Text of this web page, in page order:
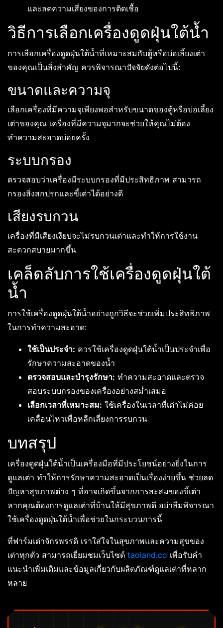
และลดความเสี่ยงของการติดเชื้อ
วิธีการเลือกเครื่องดูดฝุ่นใต้น้ำ
การเลือกเครื่องดูดฝุ่นใต้น้ำที่เหมาะสมกับตู้หรือบ่อเลี้ยงเต่า
ของคุณเป็นสิ่งสำคัญ ควรพิจารณาปัจจัยดังต่อไปนี้:
ขนาดและความจุ
เลือกเครื่องที่มีความจุเพียงพอสำหรับขนาดของตู้หรือบ่อเลี้ยง
เต่าของคุณ เครื่องที่มีความจุมากจะช่วยให้คุณไม่ต้อง
ทำความสะอาดบ่อยครั้ง
ระบบกรอง
ตรวจสอบว่าเครื่องมีระบบกรองที่มีประสิทธิภาพ สามารถ
กรองสิ่งสกปรกและขี้เต่าได้อย่างดี
เสียงรบกวน
เครื่องที่มีเสียงเงียบจะไม่รบกวนเต่าและทำให้การใช้งาน
สะดวกสบายมากขึ้น
เคล็ดลับการใช้เครื่องดูดฝุ่นใต้
น้ำ
การใช้เครื่องดูดฝุ่นใต้น้ำอย่างถูกวิธีจะช่วยเพิ่มประสิทธิภาพ
ในการทำความสะอาด:
ใช้เป็นประจำ: ควรใช้เครื่องดูดฝุ่นใต้น้ำเป็นประจำเพื่อ
รักษาความสะอาดของน้ำ
ตรวจสอบและบำรุงรักษา: ทำความสะอาดและตรวจ
สอบระบบกรองของเครื่องอย่างสม่ำเสมอ
เลือกเวลาที่เหมาะสม: ใช้เครื่องในเวลาที่เต่าไม่ค่อย
เคลื่อนไหวเพื่อหลีกเลี่ยงการรบกวน
บทสรุป
เครื่องดูดฝุ่นใต้น้ำเป็นเครื่องมือที่มีประโยชน์อย่างยิ่งในการ
ดูแลเต่า ทำให้การรักษาความสะอาดเป็นเรื่องง่ายขึ้น ช่วยลด
ปัญหาสุขภาพต่าง ๆ ที่อาจเกิดขึ้นจากการสะสมของขี้เต่า
หากคุณต้องการดูแลเต่าที่บ้านให้มีสุขภาพดี อย่าลืมพิจารณา
ใช้เครื่องดูดฝุ่นใต้น้ำเพื่อช่วยในกระบวนการนี้
ที่ฟาร์มเต่าจักรพรรดิ เราใส่ใจในสุขภาพและความสุขของ
เต่าทุกตัว สามารถเยี่ยมชมเว็บไซต์ taoland.co เพื่อรับคำ
แนะนำเพิ่มเติมและข้อมูลเกี่ยวกับผลิตภัณฑ์ดูแลเต่าที่หลาก
หลาย